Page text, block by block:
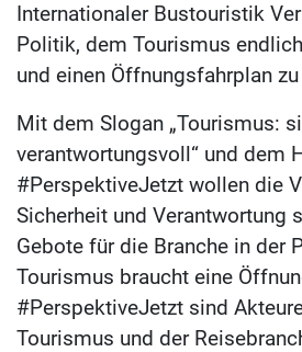
Internationaler Bustouristik
Politik, dem Tourismus
und einen Öffnungsfahrplan
Mit dem Slogan „Tourismus:
verantwortungsvoll“ und dem
#PerspektiveJetzt wollen die
Sicherheit und Verantwortung
Gebote für die Branche in der
Tourismus braucht eine
#PerspektiveJetzt sind
Tourismus und der